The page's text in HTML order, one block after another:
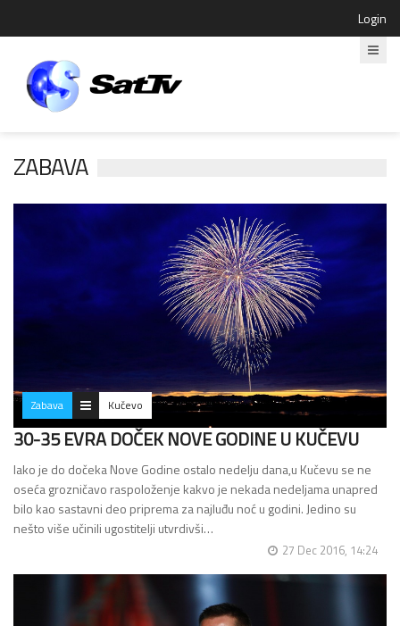
Login
ZABAVA
Zabava Kučevo
30-35 EVRA DOČEK NOVE GODINE U KUČEVU
Iako je do dočeka Nove Godine ostalo nedelju dana,u Kučevu se ne
oseća grozničavo raspoloženje kakvo je nekada nedeljama unapred
bilo kao sastavni deo priprema za najluđu noć u godini. Jedino su
nešto više učinili ugostitelji utvrdivši…
27 Dec 2016, 14:24